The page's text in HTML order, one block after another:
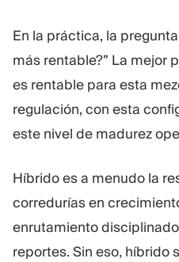
En la práctica, la
más rentable?” La mejor
es rentable para esta
regulación, con esta
este nivel de madurez
Híbrido es a menudo la
corredurías en
enrutamiento
reportes. Sin eso, híbrido